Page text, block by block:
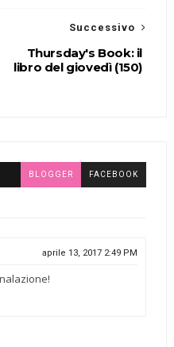
Successivo
Thursday's Book: il
libro del giovedì (150)
BLOGGER FACEBOOK
aprile 13, 2017 2:49 PM